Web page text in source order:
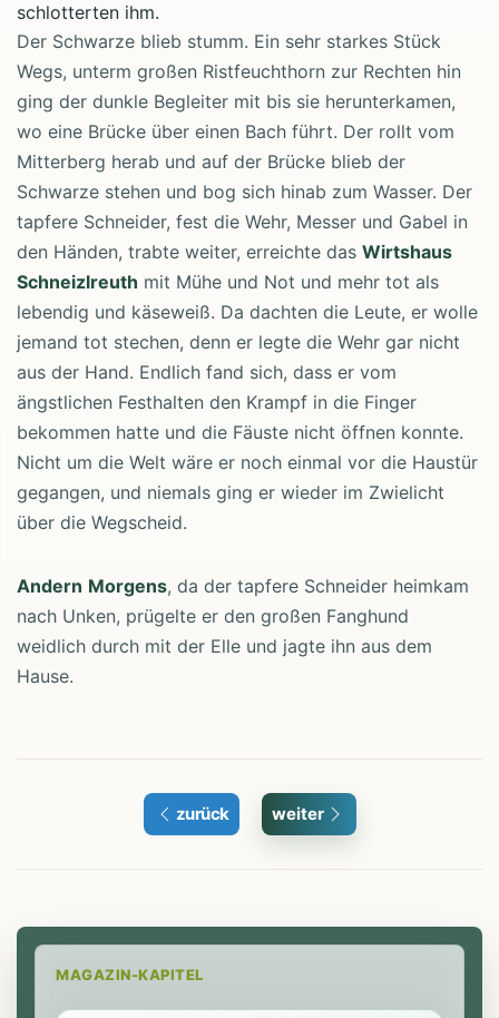
schlotterten ihm.
Der Schwarze blieb stumm. Ein sehr starkes Stück
Wegs, unterm großen Ristfeuchthorn zur Rechten hin
ging der dunkle Begleiter mit bis sie herunterkamen,
wo eine Brücke über einen Bach führt. Der rollt vom
Mitterberg herab und auf der Brücke blieb der
Schwarze stehen und bog sich hinab zum Wasser. Der
tapfere Schneider, fest die Wehr, Messer und Gabel in
den Händen, trabte weiter, erreichte das Wirtshaus
Schneizlreuth mit Mühe und Not und mehr tot als
lebendig und käseweiß. Da dachten die Leute, er wolle
jemand tot stechen, denn er legte die Wehr gar nicht
aus der Hand. Endlich fand sich, dass er vom
ängstlichen Festhalten den Krampf in die Finger
bekommen hatte und die Fäuste nicht öffnen konnte.
Nicht um die Welt wäre er noch einmal vor die Haustür
gegangen, und niemals ging er wieder im Zwielicht
über die Wegscheid.
Andern Morgens, da der tapfere Schneider heimkam
nach Unken, prügelte er den großen Fanghund
weidlich durch mit der Elle und jagte ihn aus dem
Hause.
zurück weiter
MAGAZIN-KAPITEL